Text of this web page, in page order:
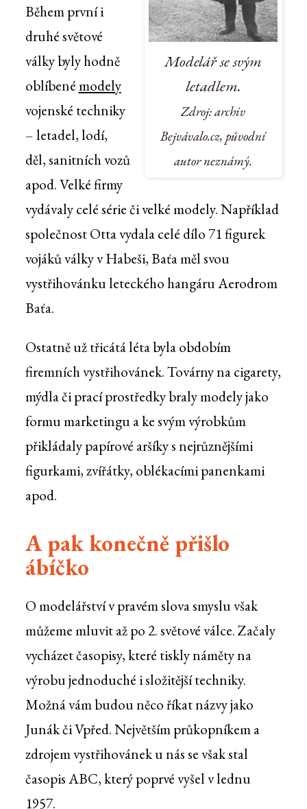
Modelář se svým
letadlem.
Zdroj: archiv
Bejvávalo.cz, původní
autor neznámý.
Během první i
druhé světové
války byly hodně
oblíbenémodely
vojenské techniky
– letadel, lodí,
děl, sanitních vozů
apod. Velké firmy
vydávaly celé série či velké modely. Například
společnost Otta vydala celé dílo 71 figurek
vojáků války v Habeši, Baťa měl svou
vystřihovánku leteckého hangáru Aerodrom
Baťa.
Ostatně už třicátá léta byla obdobím
firemních vystřihovánek. Továrny na cigarety,
mýdla či prací prostředky braly modely jako
formu marketingu a ke svým výrobkům
přikládaly papírové aršíky s nejrůznějšími
figurkami, zvířátky, oblékacími panenkami
apod.
A pak konečně přišlo
ábíčko
O modelářství v pravém slova smyslu však
můžeme mluvit až po 2. světové válce. Začaly
vycházet časopisy, které tiskly náměty na
výrobu jednoduché i složitější techniky.
Možná vám budou něco říkat názvy jako
Junák či Vpřed. Největším průkopníkem a
zdrojem vystřihovánek u nás se však stal
časopis ABC, který poprvé vyšel v lednu
1957.